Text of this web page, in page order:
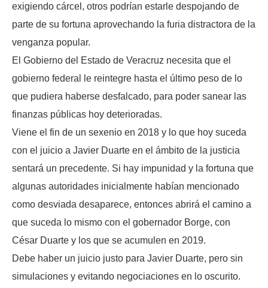
exigiendo cárcel, otros podrían estarle despojando de
parte de su fortuna aprovechando la furia distractora de la
venganza popular.
El Gobierno del Estado de Veracruz necesita que el
gobierno federal le reintegre hasta el último peso de lo
que pudiera haberse desfalcado, para poder sanear las
finanzas públicas hoy deterioradas.
Viene el fin de un sexenio en 2018 y lo que hoy suceda
con el juicio a Javier Duarte en el ámbito de la justicia
sentará un precedente. Si hay impunidad y la fortuna que
algunas autoridades inicialmente habían mencionado
como desviada desaparece, entonces abrirá el camino a
que suceda lo mismo con el gobernador Borge, con
César Duarte y los que se acumulen en 2019.
Debe haber un juicio justo para Javier Duarte, pero sin
simulaciones y evitando negociaciones en lo oscurito.